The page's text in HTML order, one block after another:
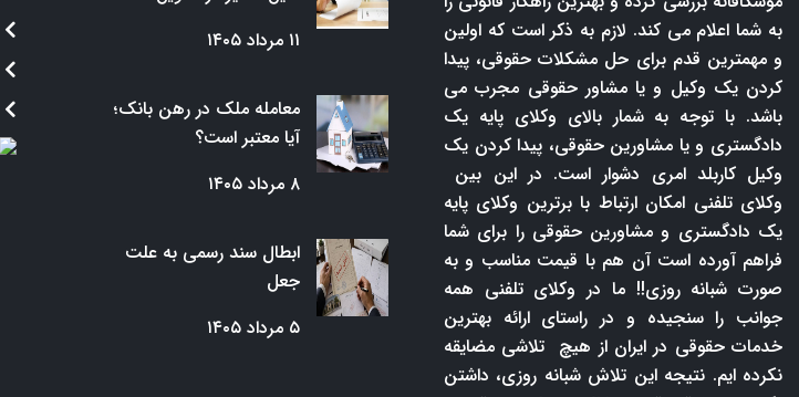
به شما اعلام می کند. لازم به ذکر است که اولین
و مهمترین قدم برای حل مشکلات حقوقی، پیدا
کردن یک وکیل و یا مشاور حقوقی مجرب می
باشد. با توجه به شمار بالای وکلای پایه یک
دادگستری و یا مشاورین حقوقی، پیدا کردن یک
وکیل کاربلد امری دشوار است. در این بین
وکلای تلفنی امکان ارتباط با برترین وکلای پایه
یک دادگستری و مشاورین حقوقی را برای شما
فراهم آورده است آن هم با قیمت مناسب و به
صورت شبانه روزی!! ما در وکلای تلفنی همه
جوانب را سنجیده و در راستای ارائه بهترین
خدمات حقوقی در ایران از هیچ تلاشی مضایقه
نکرده ایم. نتیجه این تلاش شبانه روزی، داشتن
۱۱ مرداد ۱۴۰۵
معامله ملک در رهن بانک؛
آیا معتبر است؟
۸ مرداد ۱۴۰۵
ابطال سند رسمی به علت
جعل
۵ مرداد ۱۴۰۵